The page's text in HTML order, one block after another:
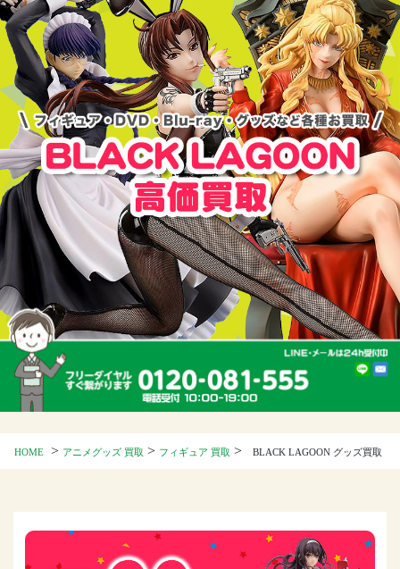
HOME > アニメグッズ 買取 > フィギュア 買取 > BLACK LAGOON グッズ買取